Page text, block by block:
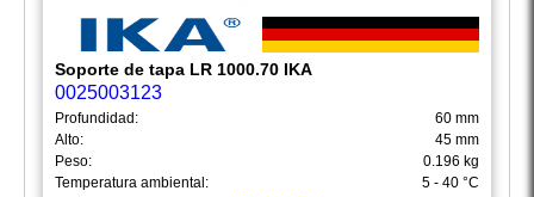
Soporte de tapa LR 1000.70 IKA
0025003123
Profundidad:
60 mm
Alto:
45 mm
Peso:
0.196 kg
Temperatura ambiental:
5 - 40 °C